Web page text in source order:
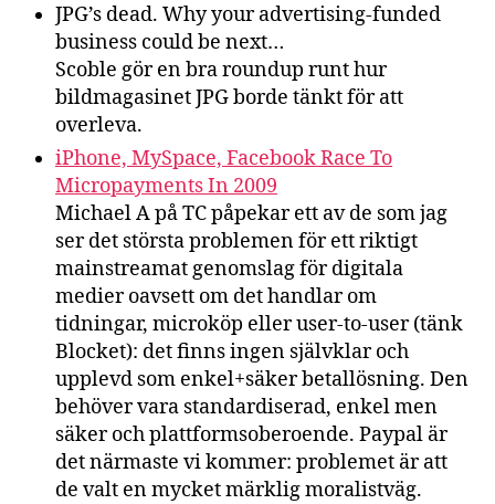
JPG’s dead. Why your advertising-funded
business could be next…
Scoble gör en bra roundup runt hur
bildmagasinet JPG borde tänkt för att
overleva.
iPhone, MySpace, Facebook Race To
Micropayments In 2009
Michael A på TC påpekar ett av de som jag
ser det största problemen för ett riktigt
mainstreamat genomslag för digitala
medier oavsett om det handlar om
tidningar, microköp eller user-to-user (tänk
Blocket): det finns ingen självklar och
upplevd som enkel+säker betallösning. Den
behöver vara standardiserad, enkel men
säker och plattformsoberoende. Paypal är
det närmaste vi kommer: problemet är att
de valt en mycket märklig moralistväg.